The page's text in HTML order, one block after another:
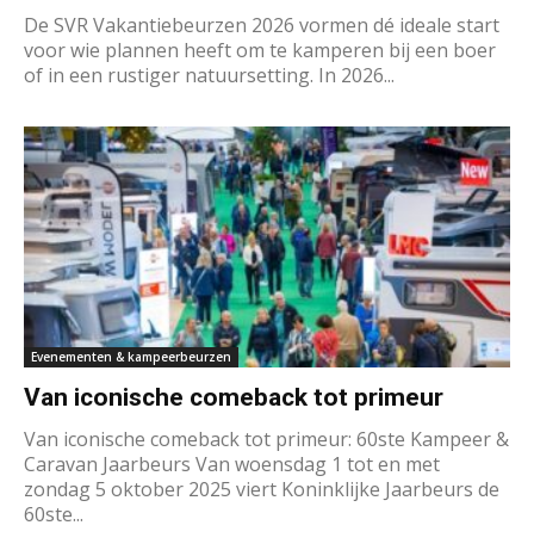
De SVR Vakantiebeurzen 2026 vormen dé ideale start
voor wie plannen heeft om te kamperen bij een boer
of in een rustiger natuursetting. In 2026...
Evenementen & kampeerbeurzen
Van iconische comeback tot primeur
Van iconische comeback tot primeur: 60ste Kampeer &
Caravan Jaarbeurs Van woensdag 1 tot en met
zondag 5 oktober 2025 viert Koninklijke Jaarbeurs de
60ste...